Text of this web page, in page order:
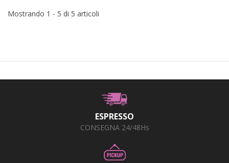
Mostrando 1 - 5 di 5 articoli
ESPRESSO
CONSEGNA 24/48Hs